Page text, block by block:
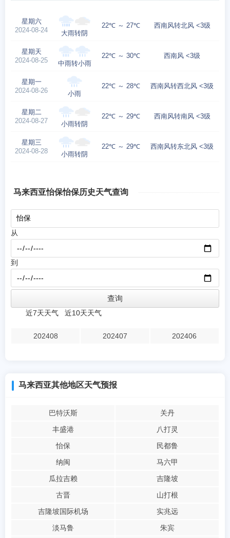
星期六
2024-08-24
大雨转阴
22℃ ～ 27℃ 西南风转北风 <3级
星期天
2024-08-25
中雨转小雨
22℃ ～ 30℃ 西南风 <3级
星期一
2024-08-26
小雨
22℃ ～ 28℃ 西南风转西北风 <3级
星期二
2024-08-27
小雨转阴
22℃ ～ 29℃ 西南风转南风 <3级
星期三
2024-08-28
小雨转阴
22℃ ～ 29℃ 西南风转东北风 <3级
马来西亚怡保怡保历史天气查询
从
到
近7天天气 近10天天气
202408 202407 202406
马来西亚其他地区天气预报
巴特沃斯
关丹
丰盛港
八打灵
怡保
民都鲁
纳闽
马六甲
瓜拉吉赖
吉隆坡
古晋
山打根
吉隆坡国际机场
实兆远
淡马鲁
朱宾